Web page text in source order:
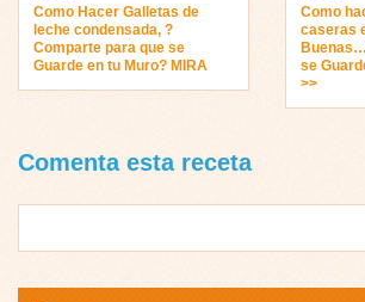
Como Hacer Galletas de
leche condensada, ?
Comparte para que se
Guarde en tu Muro? MIRA
Como
caseras
se
>>
Comenta esta receta